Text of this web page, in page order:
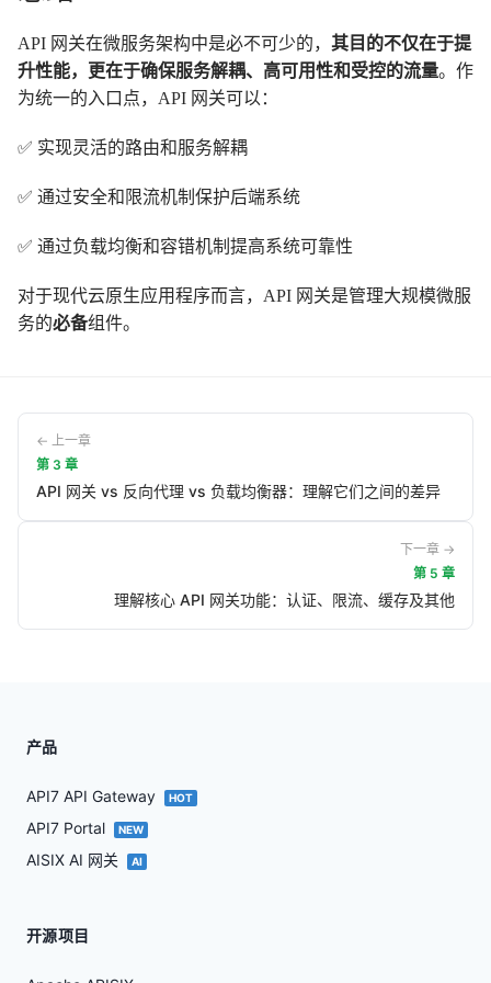
API 网关在微服务架构中是必不可少的， 其目的不仅在于提
升性能，更在于确保服务解耦、高可用性和受控的流量。作
为统一的入口点，API 网关可以：
✅ 实现灵活的路由和服务解耦
✅ 通过安全和限流机制保护后端系统
✅ 通过负载均衡和容错机制提高系统可靠性
对于现代云原生应用程序而言，API 网关是管理大规模微服
务的必备组件。
← 上一章
第 3 章
API 网关 vs 反向代理 vs 负载均衡器：理解它们之间的差异
下一章 →
第 5 章
理解核心 API 网关功能：认证、限流、缓存及其他
产品
API7 API Gateway HOT
API7 Portal NEW
AISIX AI 网关 AI
开源项目